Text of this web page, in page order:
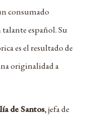
consumado
español. Su
es el resultado de
originalidad a
de Santos, jefa de